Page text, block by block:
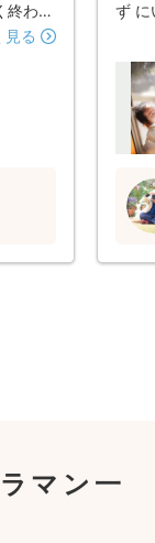
終われ
らい、
とて
で好
。
見る
ず に
き
気
な
た
是
マン一